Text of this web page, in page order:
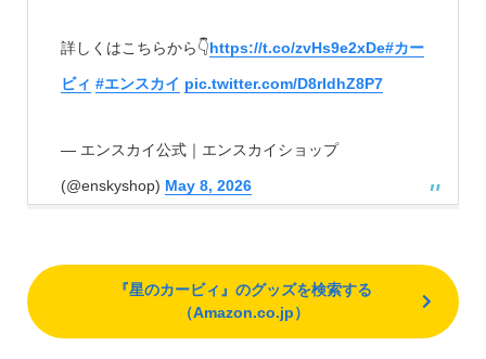
詳しくはこちらから👇https://t.co/zvHs9e2xDe#カー
ビィ #エンスカイ pic.twitter.com/D8rIdhZ8P7
— エンスカイ公式｜エンスカイショップ
(@enskyshop) May 8, 2026
『星のカービィ』のグッズを検索する
（Amazon.co.jp）